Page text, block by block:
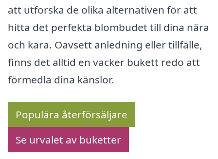
att utforska de olika alternativen för att
hitta det perfekta blombudet till dina nära
och kära. Oavsett anledning eller tillfälle,
finns det alltid en vacker bukett redo att
förmedla dina känslor.
Populära återförsäljare
Se urvalet av buketter